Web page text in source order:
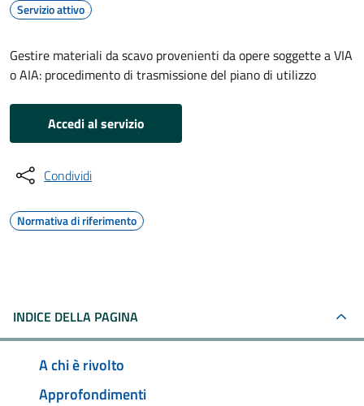
Servizio attivo
Gestire materiali da scavo provenienti da opere soggette a VIA
o AIA: procedimento di trasmissione del piano di utilizzo
Accedi al servizio
Condividi
Normativa di riferimento
INDICE DELLA PAGINA
A chi è rivolto
Approfondimenti